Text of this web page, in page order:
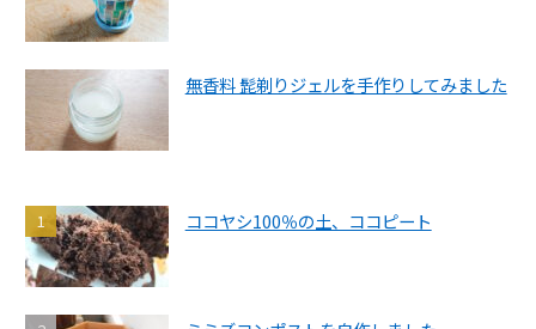
無香料 髭剃りジェルを手作りしてみました
ココヤシ100％の土、ココピート